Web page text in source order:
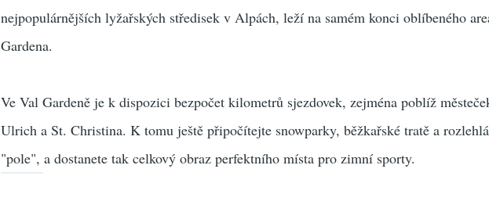
nejpopulárnějších lyžařských středisek v Alpách, leží na samém konci oblíbeného
Gardena.
Ve Val Gardeně je k dispozici bezpočet kilometrů sjezdovek, zejména poblíž
Ulrich a St. Christina. K tomu ještě připočítejte snowparky, běžkařské tratě a
"pole", a dostanete tak celkový obraz perfektního místa pro zimní sporty.